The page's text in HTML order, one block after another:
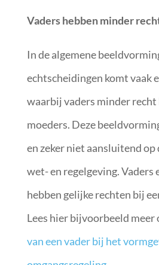
Vaders hebben minder
In de algemene
echtscheidingen komt vaak
waarbij vaders minder recht
moeders. Deze
en zeker niet aansluitend op
wet- en regelgeving. Vaders
hebben gelijke rechten bij
Lees hier bijvoorbeeld meer
van een vader bij het